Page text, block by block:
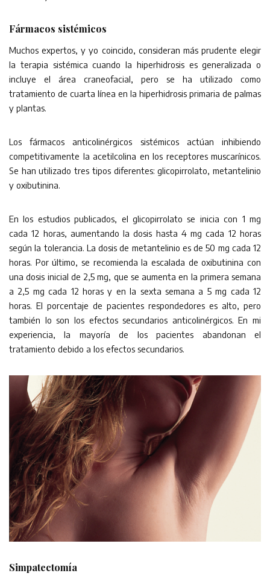
Fármacos sistémicos
Muchos expertos, y yo coincido, consideran más prudente elegir
la terapia sistémica cuando la hiperhidrosis es generalizada o
incluye el área craneofacial, pero se ha utilizado como
tratamiento de cuarta línea en la hiperhidrosis primaria de palmas
y plantas.
Los fármacos anticolinérgicos sistémicos actúan inhibiendo
competitivamente la acetilcolina en los receptores muscarínicos.
Se han utilizado tres tipos diferentes: glicopirrolato, metantelinio
y oxibutinina.
En los estudios publicados, el glicopirrolato se inicia con 1 mg
cada 12 horas, aumentando la dosis hasta 4 mg cada 12 horas
según la tolerancia. La dosis de metantelinio es de 50 mg cada 12
horas. Por último, se recomienda la escalada de oxibutinina con
una dosis inicial de 2,5 mg, que se aumenta en la primera semana
a 2,5 mg cada 12 horas y en la sexta semana a 5 mg cada 12
horas. El porcentaje de pacientes respondedores es alto, pero
también lo son los efectos secundarios anticolinérgicos. En mi
experiencia, la mayoría de los pacientes abandonan el
tratamiento debido a los efectos secundarios.
Simpatectomía